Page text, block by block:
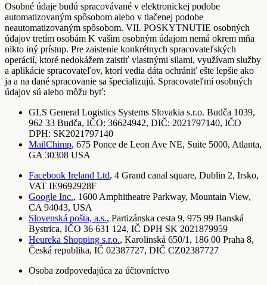
Osobné údaje budú spracovávané v elektronickej podobe
automatizovaným spôsobom alebo v tlačenej podobe
neautomatizovaným spôsobom. VII. POSKYTNUTIE osobných
údajov tretím osobám K vašim osobným údajom nemá okrem mňa
nikto iný prístup. Pre zaistenie konkrétnych spracovateľských
operácií, ktoré nedokážem zaistiť vlastnými silami, využívam služby
a aplikácie spracovateľov, ktorí vedia dáta ochrániť ešte lepšie ako
ja a na dané spracovanie sa špecializujú. Spracovateľmi osobných
údajov sú alebo môžu byť:
GLS General Logistics Systems Slovakia s.r.o. Budča 1039,
962 33 Budča, IČO: 36624942, DIČ: 2021797140, IČO
DPH: SK2021797140
MailChimp, 675 Ponce de Leon Ave NE, Suite 5000, Atlanta,
GA 30308 USA
Facebook Ireland Ltd, 4 Grand canal square, Dublin 2, Irsko,
VAT IE9692928F
Google Inc., 1600 Amphitheatre Parkway, Mountain View,
CA 94043, USA
Slovenská pošta, a.s., Partizánska cesta 9, 975 99 Banská
Bystrica, IČO 36 631 124, IČ DPH SK 2021879959
Heureka Shopping s.r.o., Karolinská 650/1, 186 00 Praha 8,
Česká republika, IČ 02387727, DIČ CZ02387727
Osoba zodpovedajúca za účtovníctvo